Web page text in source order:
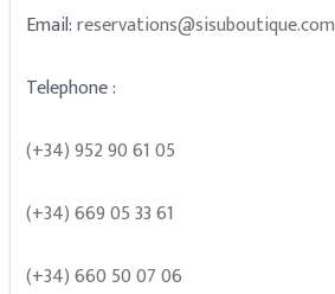
Email:reservations@sisuboutique.com
Telephone :
(+34) 952 90 61 05
(+34) 669 05 33 61
(+34) 660 50 07 06